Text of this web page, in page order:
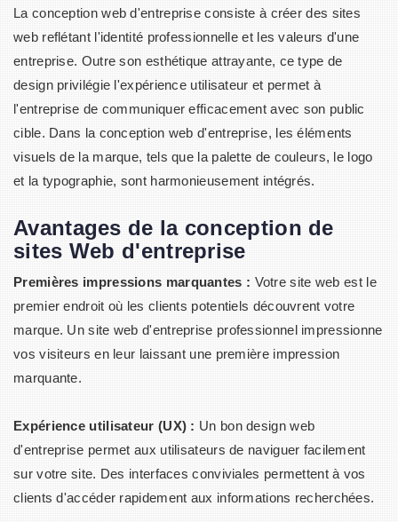
La conception web d'entreprise consiste à créer des sites
web reflétant l'identité professionnelle et les valeurs d'une
entreprise. Outre son esthétique attrayante, ce type de
design privilégie l'expérience utilisateur et permet à
l'entreprise de communiquer efficacement avec son public
cible. Dans la conception web d'entreprise, les éléments
visuels de la marque, tels que la palette de couleurs, le logo
et la typographie, sont harmonieusement intégrés.
Avantages de la conception de
sites Web d'entreprise
Premières impressions marquantes : Votre site web est le
premier endroit où les clients potentiels découvrent votre
marque. Un site web d'entreprise professionnel impressionne
vos visiteurs en leur laissant une première impression
marquante.
Expérience utilisateur (UX) : Un bon design web
d'entreprise permet aux utilisateurs de naviguer facilement
sur votre site. Des interfaces conviviales permettent à vos
clients d'accéder rapidement aux informations recherchées.